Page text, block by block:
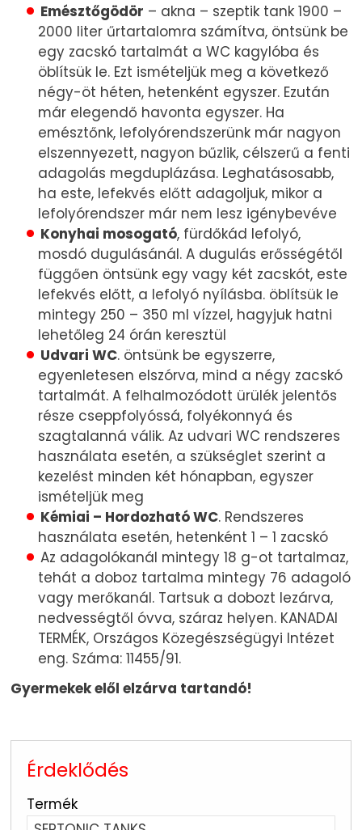
Emésztőgödör – akna – szeptik tank 1900 –
2000 liter űrtartalomra számítva, öntsünk be
egy zacskó tartalmát a WC kagylóba és
öblítsük le. Ezt ismételjük meg a következő
négy-öt héten, hetenként egyszer. Ezután
már elegendő havonta egyszer. Ha
emésztőnk, lefolyórendszerünk már nagyon
elszennyezett, nagyon bűzlik, célszerű a fenti
adagolás megduplázása. Leghatásosabb,
ha este, lefekvés előtt adagoljuk, mikor a
lefolyórendszer már nem lesz igénybevéve
Konyhai mosogató, fürdőkád lefolyó,
mosdó dugulásánál. A dugulás erősségétől
függően öntsünk egy vagy két zacskót, este
lefekvés előtt, a lefolyó nyílásba. öblítsük le
mintegy 250 – 350 ml vízzel, hagyjuk hatni
lehetőleg 24 órán keresztül
Udvari WC. öntsünk be egyszerre,
egyenletesen elszórva, mind a négy zacskó
tartalmát. A felhalmozódott ürülék jelentős
része cseppfolyóssá, folyékonnyá és
szagtalanná válik. Az udvari WC rendszeres
használata esetén, a szükséglet szerint a
kezelést minden két hónapban, egyszer
ismételjük meg
Kémiai – Hordozható WC. Rendszeres
használata esetén, hetenként 1 – 1 zacskó
Az adagolókanál mintegy 18 g-ot tartalmaz,
tehát a doboz tartalma mintegy 76 adagoló
vagy merőkanál. Tartsuk a dobozt lezárva,
nedvességtől óvva, száraz helyen. KANADAI
TERMÉK, Országos Közegészségügyi Intézet
eng. Száma: 11455/91.
Gyermekek elől elzárva tartandó!
Érdeklődés
Termék